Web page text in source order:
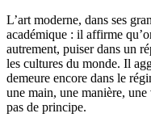
L’art moderne, dans ses
académique : il affirme
autrement, puiser dans un
les cultures du monde. Il
demeure encore dans le
une main, une manière,
pas de principe.